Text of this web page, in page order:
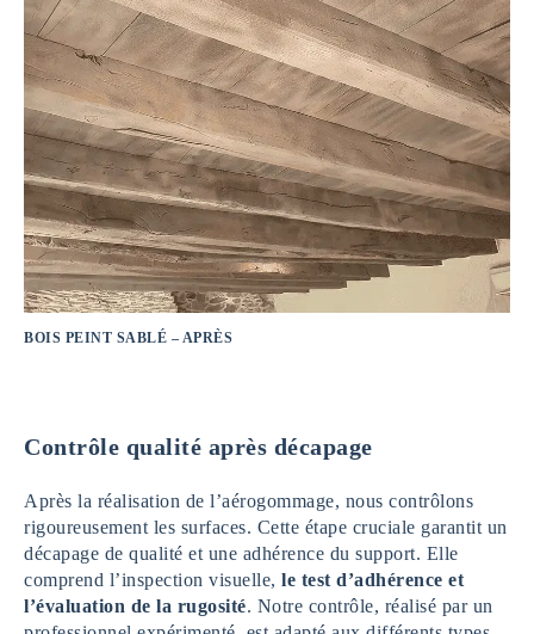
BOIS PEINT SABLÉ – APRÈS
Contrôle qualité après décapage
Après la réalisation de l’aérogommage, nous contrôlons
rigoureusement les surfaces. Cette étape cruciale garantit un
décapage de qualité et une adhérence du support. Elle
comprend l’inspection visuelle, le test d’adhérence et
l’évaluation de la rugosité. Notre contrôle, réalisé par un